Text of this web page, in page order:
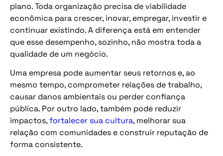
plano. Toda organização precisa de viabilidade
econômica para crescer, inovar, empregar, investir e
continuar existindo. A diferença está em entender
que esse desempenho, sozinho, não mostra toda a
qualidade de um negócio.
Uma empresa pode aumentar seus retornos e, ao
mesmo tempo, comprometer relações de trabalho,
causar danos ambientais ou perder confiança
pública. Por outro lado, também pode reduzir
impactos,fortalecer sua cultura, melhorar sua
relação com comunidades e construir reputação de
forma consistente.